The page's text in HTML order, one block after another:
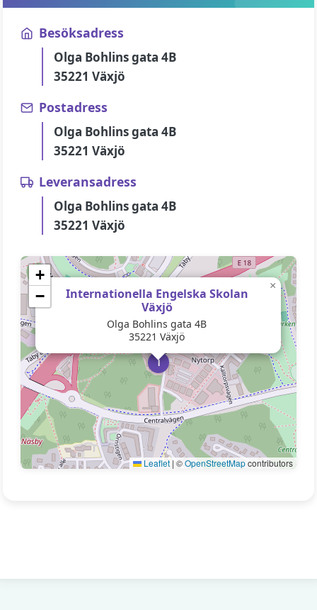
Besöksadress
Olga Bohlins gata 4B
35221 Växjö
Postadress
Olga Bohlins gata 4B
35221 Växjö
Leveransadress
Olga Bohlins gata 4B
35221 Växjö
I
Internationella Engelska Skolan
Växjö
Olga Bohlins gata 4B
35221 Växjö
×
+
−
Leaflet | ©OpenStreetMapcontributors